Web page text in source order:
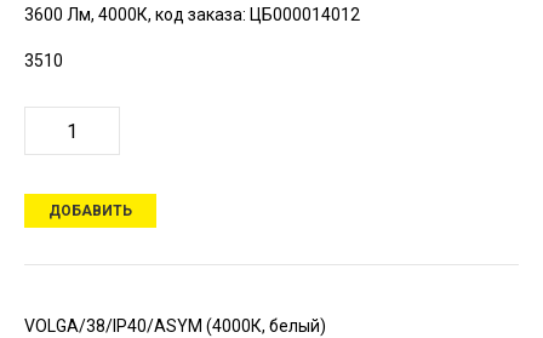
3600 Лм, 4000К, код заказа: ЦБ000014012
3510
ДОБАВИТЬ
VOLGA/38/IP40/ASYM (4000К, белый)